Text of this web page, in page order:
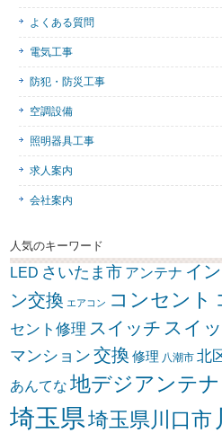
よくある質問
電気工事
防犯・防災工事
空調設備
照明器具工事
求人案内
会社案内
人気のキーワード
LED さいたま市 アンテナ イ
ン交換 エアコン コンセント
セント修理 スイッチ スイ
マンション 交換 修理 八潮市 北
あんてな 地デジアンテナ
埼玉県埼玉県川口市